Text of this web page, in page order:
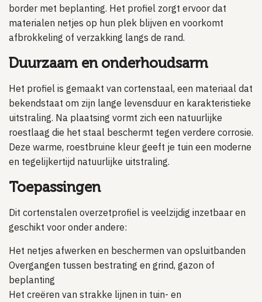
border met beplanting. Het profiel zorgt ervoor dat
materialen netjes op hun plek blijven en voorkomt
afbrokkeling of verzakking langs de rand.
Duurzaam en onderhoudsarm
Het profiel is gemaakt van cortenstaal, een materiaal dat
bekendstaat om zijn lange levensduur en karakteristieke
uitstraling. Na plaatsing vormt zich een natuurlijke
roestlaag die het staal beschermt tegen verdere corrosie.
Deze warme, roestbruine kleur geeft je tuin een moderne
en tegelijkertijd natuurlijke uitstraling.
Toepassingen
Dit cortenstalen overzetprofiel is veelzijdig inzetbaar en
geschikt voor onder andere:
Het netjes afwerken en beschermen van opsluitbanden
Overgangen tussen bestrating en grind, gazon of
beplanting
Het creëren van strakke lijnen in tuin- en